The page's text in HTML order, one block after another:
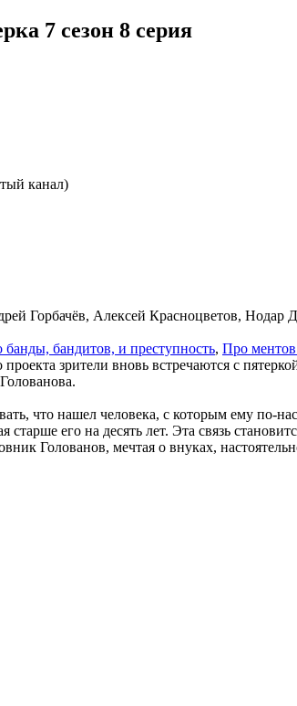
7 сезон 8 серия
канал)
Горбачёв, Алексей Красноцветов,
бан­ды, бан­ди­тов, и пре­ступ­ность, Про
зрители вновь встречаются с
что нашел человека, с которым ему по-
старше его на десять лет. Эта связь
Голованов, мечтая о внуках,